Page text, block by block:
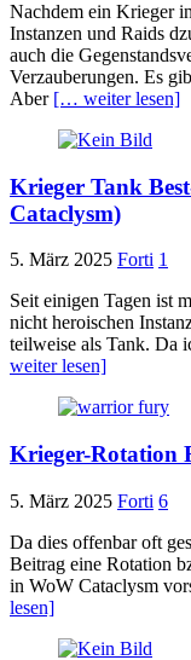
Nachdem ein Krieger
Instanzen und Raids
auch die
Verzauberungen. Es
Aber [… weiter lesen]
Krieger Tank
Cataclysm)
5. März 2025 Forti 1
Seit einigen Tagen ist
nicht heroischen
teilweise als Tank. Da
weiter lesen]
Krieger-Rotation
5. März 2025 Forti 6
Da dies offenbar oft
Beitrag eine Rotation
in WoW Cataclysm
lesen]